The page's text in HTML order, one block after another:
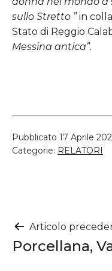
sullo Stretto ”in
Stato di Reggio
Messina antica”.
Pubblicato 17 Aprile
Categorie: RELATORI
articoli
Articolo
Porcellana,